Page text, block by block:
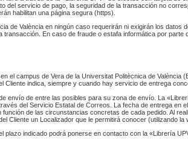
del servicio de pago, la seguridad de la transacción no
habilitan una página segura (https).
de València en ningún caso requerirán ni exigirán los
transacción. En caso de fraude o estafa informática por
el campus de Vera de la Universitat Politècnica de València
Cliente indica, siempre y cuando hay servicio de entrega
envío de entre las posibles para su zona de envío. La
del Servicio Estatal de Correos. La fecha de entrega en
de las circunstancias concretas de cada pedido. Al
Cliente un Localizador que le permitirá conocer (utilizando
plazo indicado podrá ponerse en contacto con la «Librería